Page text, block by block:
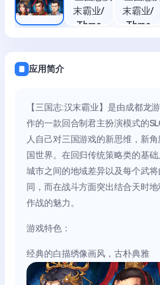
应用简介
【三国志:汉末霸业】是由成都龙
作的一款回合制君主扮演模式的
人自己对三国游戏的新思维，新
国世界。在回归传统策略类的基
城市之间的地域差异以及每个武
同，而在战斗方面突出结合天时
作战的魅力。
游戏特色：
经典的白描绣像画风，古朴典雅